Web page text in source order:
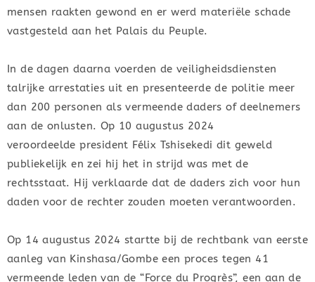
mensen raakten gewond en er werd materiële schade
vastgesteld aan het Palais du Peuple.
In de dagen daarna voerden de veiligheidsdiensten
talrijke arrestaties uit en presenteerde de politie meer
dan 200 personen als vermeende daders of deelnemers
aan de onlusten. Op 10 augustus 2024
veroordeelde president Félix Tshisekedi dit geweld
publiekelijk en zei hij het in strijd was met de
rechtsstaat. Hij verklaarde dat de daders zich voor hun
daden voor de rechter zouden moeten verantwoorden.
Op 14 augustus 2024 startte bij de rechtbank van eerste
aanleg van Kinshasa/Gombe een proces tegen 41
vermeende leden van de “Force du Progrès”, een aan de